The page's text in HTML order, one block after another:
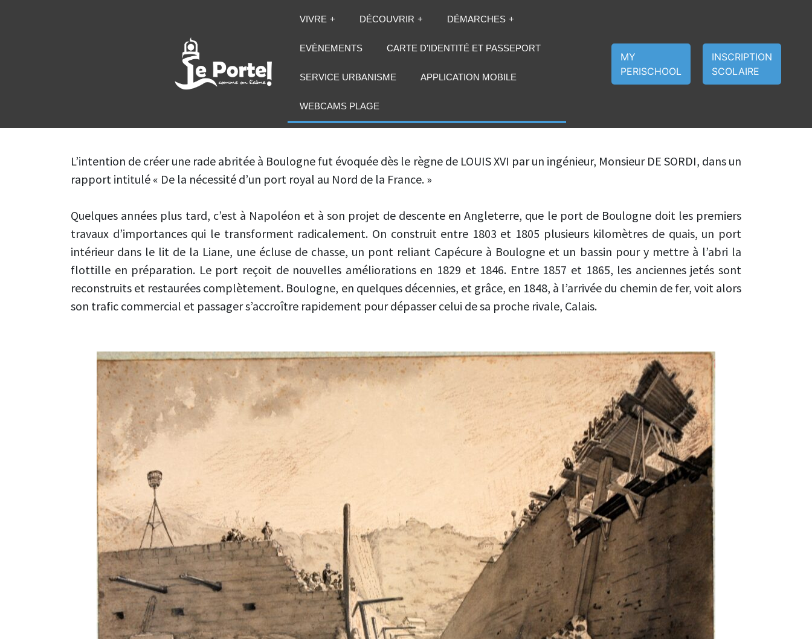
VIVRE DÉCOUVRIR DÉMARCHES
EVÈNEMENTS CARTE D’IDENTITÉ ET PASSEPORT
SERVICE URBANISME APPLICATION MOBILE
WEBCAMS PLAGE
MY
PERISCHOOL
INSCRIPTION
SCOLAIRE
LA DIGUE CARNOT
L’intention de créer une rade abritée à Boulogne fut évoquée dès le règne de LOUIS XVI par un ingénieur, Monsieur DE SORDI, dans un
rapport intitulé « De la nécessité d’un port royal au Nord de la France. »
Quelques années plus tard, c’est à Napoléon et à son projet de descente en Angleterre, que le port de Boulogne doit les premiers
travaux d’importances qui le transforment radicalement. On construit entre 1803 et 1805 plusieurs kilomètres de quais, un port
intérieur dans le lit de la Liane, une écluse de chasse, un pont reliant Capécure à Boulogne et un bassin pour y mettre à l’abri la
flottille en préparation. Le port reçoit de nouvelles améliorations en 1829 et 1846. Entre 1857 et 1865, les anciennes jetés sont
reconstruits et restaurées complètement. Boulogne, en quelques décennies, et grâce, en 1848, à l’arrivée du chemin de fer, voit alors
son trafic commercial et passager s’accroître rapidement pour dépasser celui de sa proche rivale, Calais.